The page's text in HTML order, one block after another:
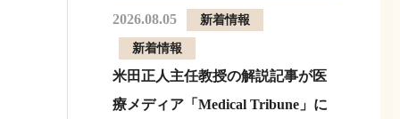
2026.08.05 新着情報
新着情報
米田正人主任教授の解説記事が医
療メディア「Medical Tribune」に